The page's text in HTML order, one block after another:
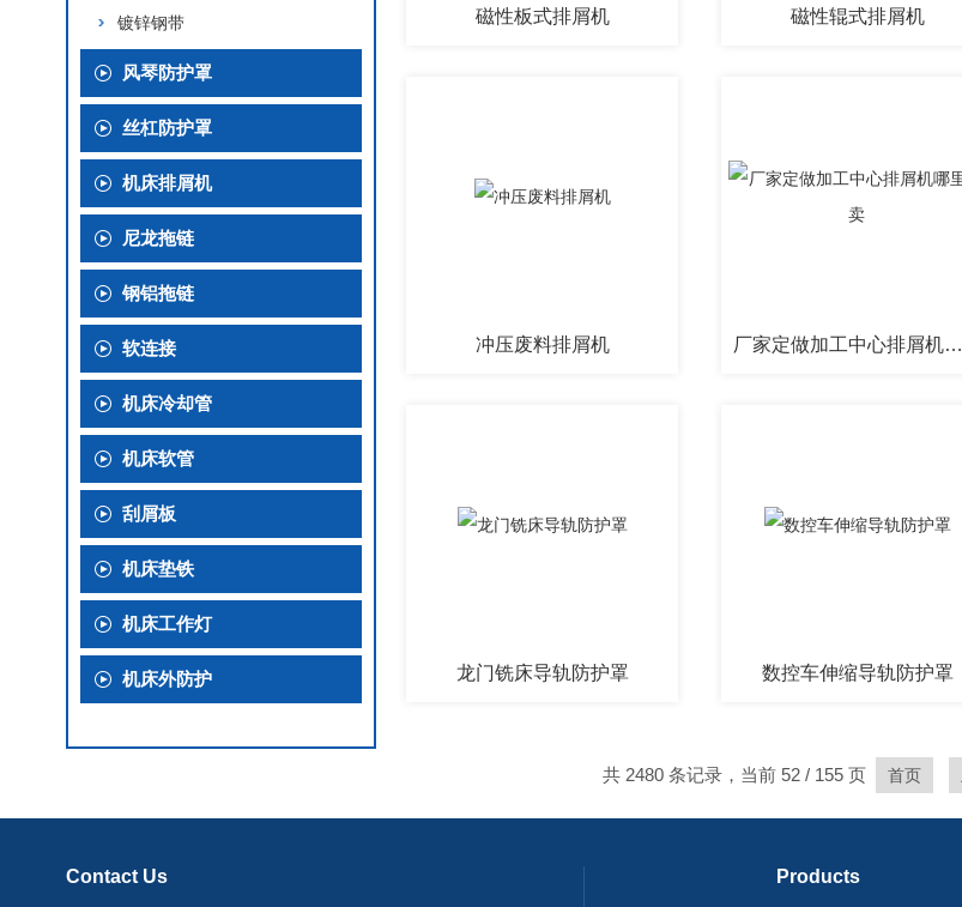
镀锌钢带
风琴防护罩
丝杠防护罩
机床排屑机
尼龙拖链
钢铝拖链
软连接
机床冷却管
机床软管
刮屑板
机床垫铁
机床工作灯
机床外防护
磁性板式排屑机 磁性辊式排屑机
冲压废料排屑机 厂家定做加工中心排屑机哪里有卖
龙门铣床导轨防护罩 数控车伸缩导轨防护罩
共 2480 条记录，当前 52 / 155 页 首页
Contact Us Products